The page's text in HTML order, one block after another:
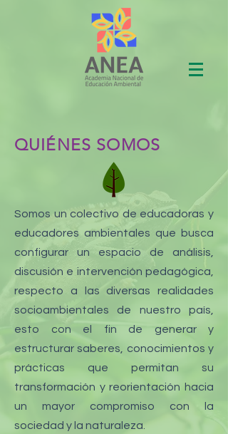
QUIÉNES SOMOS
Somos un colectivo de educadoras y
educadores ambientales que busca
configurar un espacio de análisis,
discusión e intervención pedagógica,
respecto a las diversas realidades
socioambientales de nuestro país,
esto con el fin de generar y
estructurar saberes, conocimientos y
prácticas que permitan su
transformación y reorientación hacia
un mayor compromiso con la
sociedad y la naturaleza.